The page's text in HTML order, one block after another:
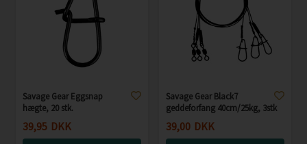
Savage Gear Eggsnap
hægte, 20 stk.
39,95 DKK
Savage Gear Black7
geddeforfang 40cm/25kg, 3stk
39,00 DKK